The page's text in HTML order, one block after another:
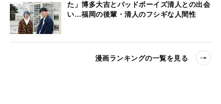
た」博多大吉とバッドボーイズ清人との出会
い…福岡の後輩・清人のフシギな人間性
漫画ランキングの一覧を見る